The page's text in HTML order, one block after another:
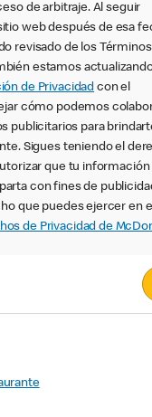
de arbitraje. Al seguir
web después de esa
revisado de los
estamos
de Privacidad con el
cómo podemos
publicitarios para
Sigues teniendo el
que tu información
con fines de
que puedes ejercer en
de Privacidad de